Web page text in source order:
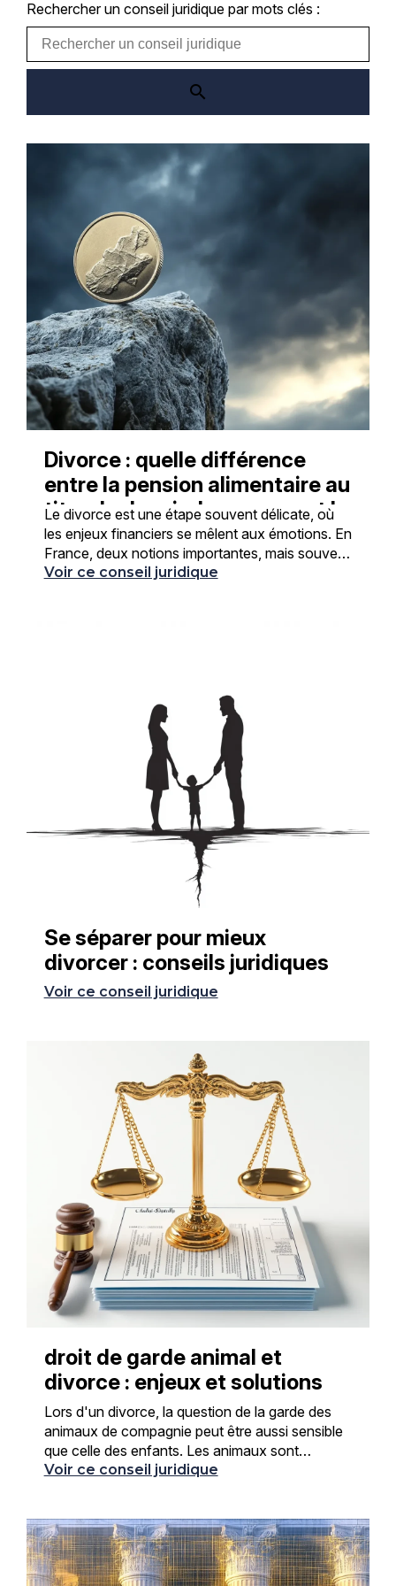
Rechercher un conseil juridique par mots clés :
Divorce : quelle différence
entre la pension alimentaire au
titre du devoir de secours et la
prestation compensatoire ?
Le divorce est une étape souvent délicate, où
les enjeux financiers se mêlent aux émotions. En
France, deux notions importantes, mais souvent
confondues, se présentent souvent aux futurs
Voir ce conseil juridique
Se séparer pour mieux
divorcer : conseils juridiques
Voir ce conseil juridique
droit de garde animal et
divorce : enjeux et solutions
Lors d'un divorce, la question de la garde des
animaux de compagnie peut être aussi sensible
que celle des enfants. Les animaux sont
souvent considérés comme des membres de la
Voir ce conseil juridique